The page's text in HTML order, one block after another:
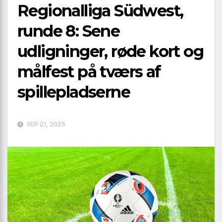
Regionalliga Südwest,
runde 8: Sene
udligninger, røde kort og
målfest på tværs af
spillepladserne
SEP 21, 2025